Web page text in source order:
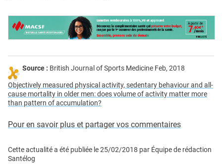
Source : British Journal of Sports Medicine Feb, 2018
Objectively measured physical activity, sedentary behaviour and all-
cause mortality in older men: does volume of activity matter more
than pattern of accumulation?
Pour en savoir plus et partager vos commentaires
Cette actualité a été publiée le25/02/2018 par Équipe de rédaction
Santélog